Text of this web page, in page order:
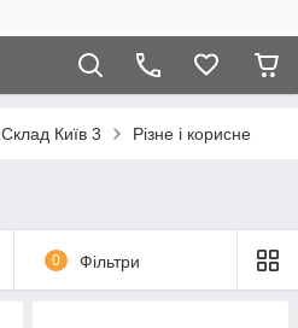
Склад Київ 3 Різне і корисне
0 Фільтри